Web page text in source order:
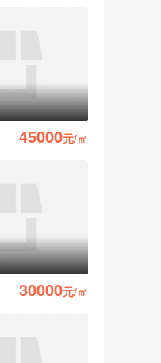
45000元/㎡
30000元/㎡